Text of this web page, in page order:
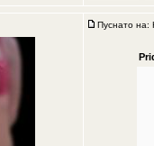
Пуснато на: